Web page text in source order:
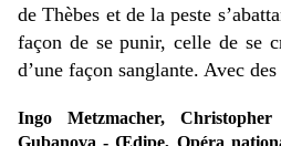
de Thèbes et de la peste
façon de se punir, celle de se
d’une façon sanglante. Avec
Ingo Metzmacher,